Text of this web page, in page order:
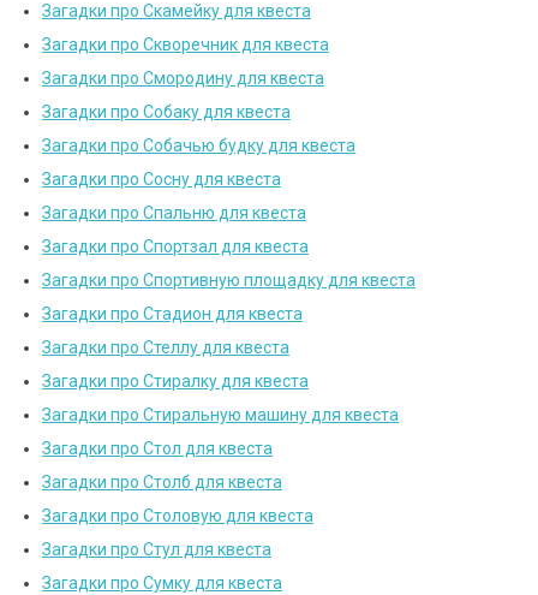
Загадки про Скамейку для квеста
Загадки про Скворечник для квеста
Загадки про Смородину для квеста
Загадки про Собаку для квеста
Загадки про Собачью будку для квеста
Загадки про Сосну для квеста
Загадки про Спальню для квеста
Загадки про Спортзал для квеста
Загадки про Спортивную площадку для квеста
Загадки про Стадион для квеста
Загадки про Стеллу для квеста
Загадки про Стиралку для квеста
Загадки про Стиральную машину для квеста
Загадки про Стол для квеста
Загадки про Столб для квеста
Загадки про Столовую для квеста
Загадки про Стул для квеста
Загадки про Сумку для квеста